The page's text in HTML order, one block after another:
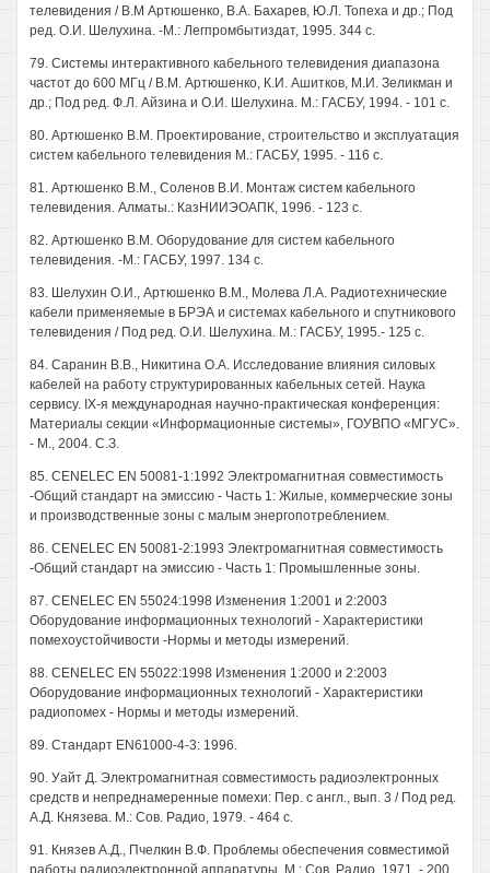
телевидения / В.М Артюшенко, В.А. Бахарев, Ю.Л. Топеха и др.; Под
ред. О.И. Шелухина. -М.: Легпромбытиздат, 1995. 344 с.
79. Системы интерактивного кабельного телевидения диапазона
частот до 600 МГц / В.М. Артюшенко, К.И. Ашитков, М.И. Зеликман и
др.; Под ред. Ф.Л. Айзина и О.И. Шелухина. М.: ГАСБУ, 1994. - 101 с.
80. Артюшенко В.М. Проектирование, строительство и эксплуатация
систем кабельного телевидения М.: ГАСБУ, 1995. - 116 с.
81. Артюшенко В.М., Соленов В.И. Монтаж систем кабельного
телевидения. Алматы.: КазНИИЭОАПК, 1996. - 123 с.
82. Артюшенко В.М. Оборудование для систем кабельного
телевидения. -М.: ГАСБУ, 1997. 134 с.
83. Шелухин О.И., Артюшенко В.М., Молева Л.А. Радиотехнические
кабели применяемые в БРЭА и системах кабельного и спутникового
телевидения / Под ред. О.И. Шелухина. М.: ГАСБУ, 1995.- 125 с.
84. Саранин В.В., Никитина О.А. Исследование влияния силовых
кабелей на работу структурированных кабельных сетей. Наука
сервису. IX-я международная научно-практическая конференция:
Материалы секции «Информационные системы», ГОУВПО «МГУС».
- М., 2004. С.З.
85. CENELEC EN 50081-1:1992 Электромагнитная совместимость
-Общий стандарт на эмиссию - Часть 1: Жилые, коммерческие зоны
и производственные зоны с малым энергопотреблением.
86. CENELEC EN 50081-2:1993 Электромагнитная совместимость
-Общий стандарт на эмиссию - Часть 1: Промышленные зоны.
87. CENELEC EN 55024:1998 Изменения 1:2001 и 2:2003
Оборудование информационных технологий - Характеристики
помехоустойчивости -Нормы и методы измерений.
88. CENELEC EN 55022:1998 Изменения 1:2000 и 2:2003
Оборудование информационных технологий - Характеристики
радиопомех - Нормы и методы измерений.
89. Стандарт EN61000-4-3: 1996.
90. Уайт Д. Электромагнитная совместимость радиоэлектронных
средств и непреднамеренные помехи: Пер. с англ., вып. 3 / Под ред.
А.Д. Князева. М.: Сов. Радио, 1979. - 464 с.
91. Князев А.Д., Пчелкин В.Ф. Проблемы обеспечения совместимой
работы радиоэлектронной аппаратуры. М.: Сов. Радио, 1971. - 200